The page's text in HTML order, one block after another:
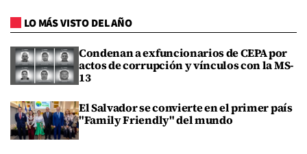
LO MÁS VISTO DEL AÑO
Condenan a exfuncionarios de CEPA por
actos de corrupción y vínculos con la MS-
13
El Salvador se convierte en el primer país
"Family Friendly" del mundo